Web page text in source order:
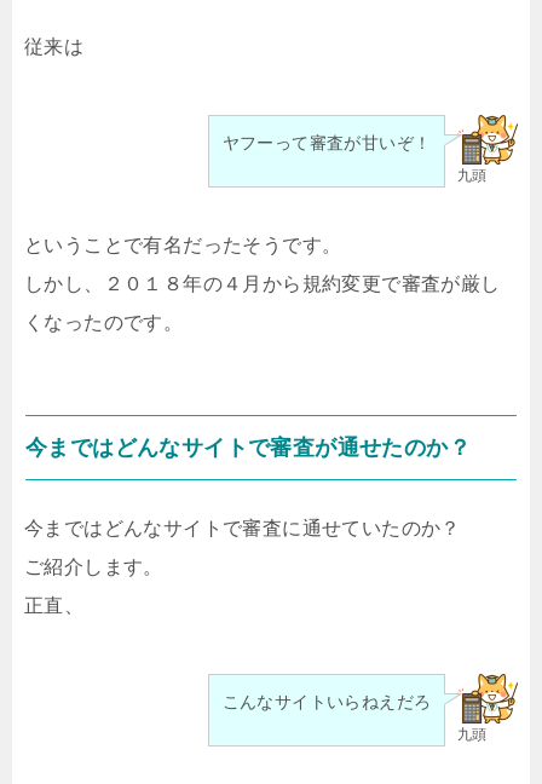
従来は
九頭
ヤフーって審査が甘いぞ！
ということで有名だったそうです。
しかし、２０１８年の４月から規約変更で審査が厳し
くなったのです。
今まではどんなサイトで審査が通せたのか？
今まではどんなサイトで審査に通せていたのか？
ご紹介します。
正直、
九頭
こんなサイトいらねえだろ